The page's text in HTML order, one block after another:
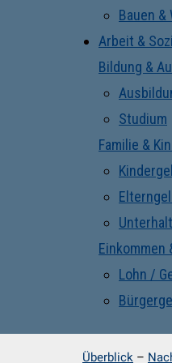
Bauen &
Arbeit &
Bildung &
Studium
Familie &
Unterhalt
Einkommen
Lohn /
Überblick –